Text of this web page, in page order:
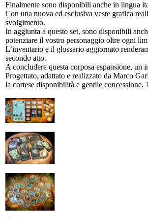
Finalmente sono disponibili anche in lingua
Con una nuova ed esclusiva veste grafica
svolgimento.
In aggiunta a questo set, sono disponibili
potenziare il vostro personaggio oltre ogni
L’inventario e il glossario aggiornato
secondo atto.
A concludere questa corposa espansione,
Progettato, adattato e realizzato da Marco
la cortese disponibilità e gentile concessione.